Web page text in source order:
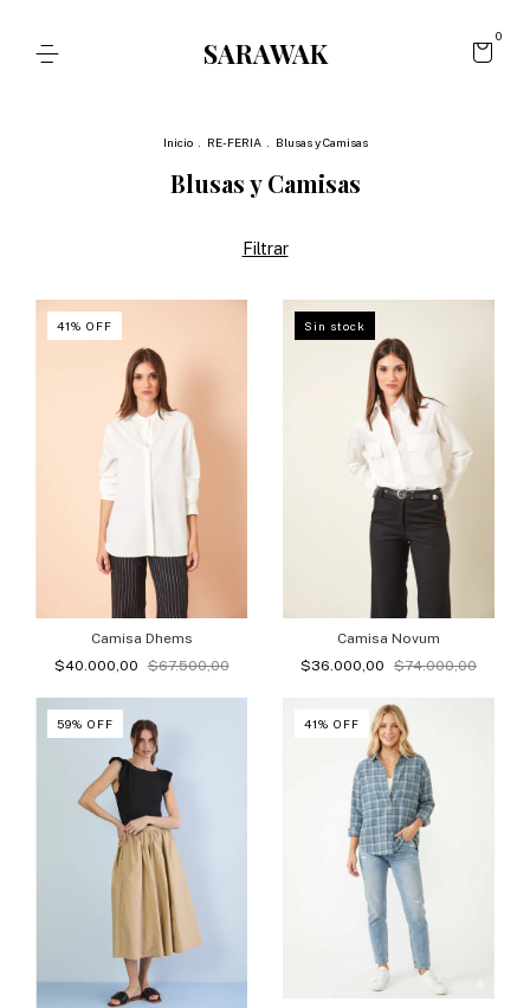
SARAWAK 0
Inicio RE-FERIA Blusas y Camisas
Blusas y Camisas
Filtrar
41% OFF
Camisa Dhems
$40.000,00
$67.500,00
Sin stock
Camisa Novum
$36.000,00
$74.000,00
59% OFF 41% OFF